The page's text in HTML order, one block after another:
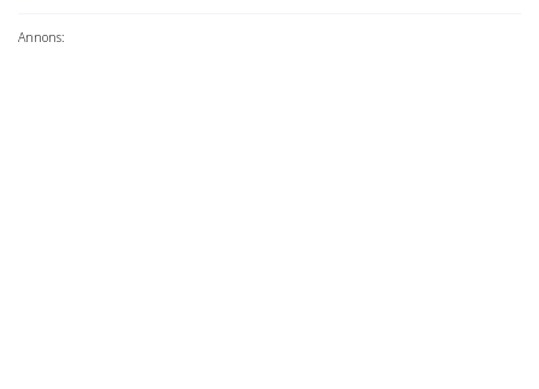
Annons: